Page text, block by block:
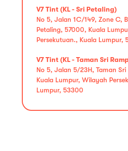
V7 Tint (KL - Sri Petaling)
No 5, Jalan 1C/149, Zone C,
Petaling, 57000, Kuala
Persekutuan., Kuala Lumpur,
V7 Tint (KL - Taman Sri
No 5, Jalan 5/23H, Taman
Kuala Lumpur, Wilayah
Lumpur, 53300